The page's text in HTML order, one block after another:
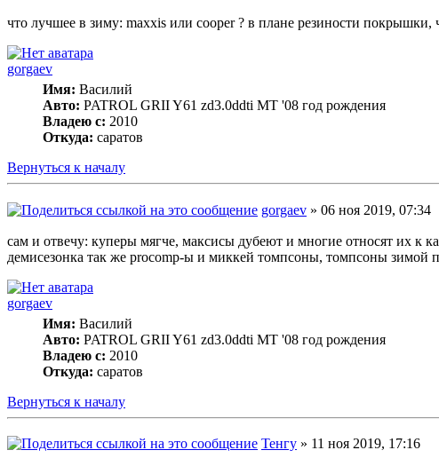
что лучшее в зиму: maxxis или cooper ? в плане резиности покрышки,
gorgaev
Имя: Василий
Авто: PATROL GRII Y61 zd3.0ddti MT '08 год рождения
Владею с: 2010
Откуда: саратов
Вернуться к началу
gorgaev » 06 ноя 2019, 07:34
сам и отвечу: куперы мягче, максисы дубеют и многие относят их к
демисезонка так же procomp-ы и миккей томпсоны, томпсоны зимой
gorgaev
Имя: Василий
Авто: PATROL GRII Y61 zd3.0ddti MT '08 год рождения
Владею с: 2010
Откуда: саратов
Вернуться к началу
Тенгу » 11 ноя 2019, 17:16